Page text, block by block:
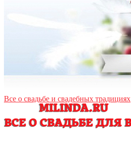
Все о свадьбе и свадебных традициях